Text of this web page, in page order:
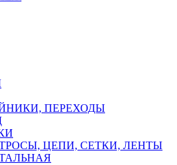
ПЕРЕХОДЫ
ЦЕПИ, СЕТКИ, ЛЕНТЫ